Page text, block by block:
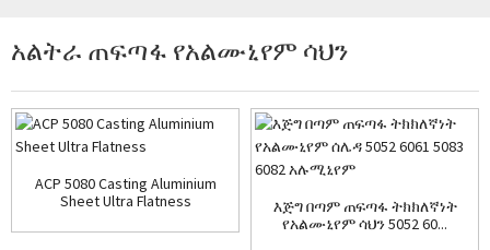
አልትራ ጠፍጣፋ የአልሙኒየም ሳህን
ACP 5080 Casting Aluminium
Sheet Ultra Flatness
እጅግ በጣም ጠፍጣፋ ትክክለኛነት
የአልሙኒየም ሳህን 5052 60...